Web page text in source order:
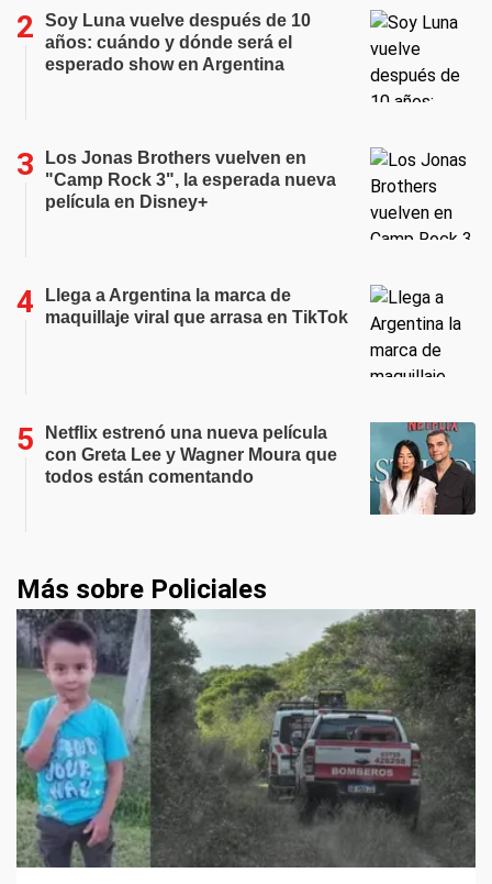
Soy Luna vuelve después de 10
años: cuándo y dónde será el
esperado show en Argentina
Los Jonas Brothers vuelven en
"Camp Rock 3", la esperada nueva
película en Disney+
Llega a Argentina la marca de
maquillaje viral que arrasa en TikTok
Netflix estrenó una nueva película
con Greta Lee y Wagner Moura que
todos están comentando
Más sobre Policiales